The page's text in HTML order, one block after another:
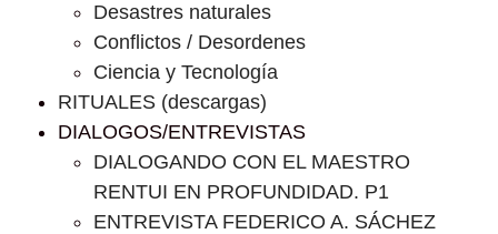
Desastres naturales
Conflictos / Desordenes
Ciencia y Tecnología
RITUALES (descargas)
DIALOGOS/ENTREVISTAS
DIALOGANDO CON EL MAESTRO
RENTUI EN PROFUNDIDAD. P1
ENTREVISTA FEDERICO A. SÁCHEZ